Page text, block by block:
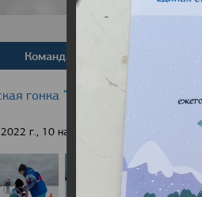
Команда
гонка "Лыжня здоровья" 2022
г., 10 населенных пунктов России,